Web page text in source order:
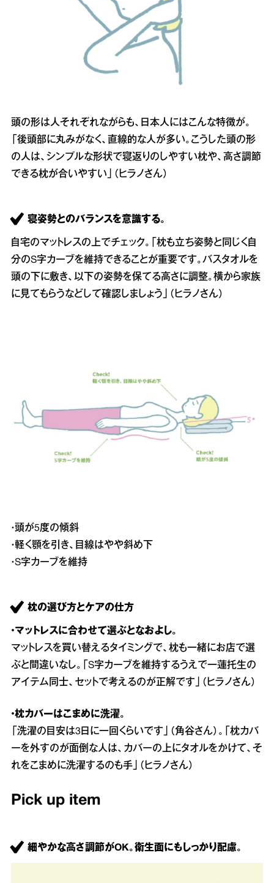
頭の形は人それぞれながらも、日本人にはこんな特徴が。
「後頭部に丸みがなく、直線的な人が多い。こうした頭の形
の人は、シンプルな形状で寝返りのしやすい枕や、高さ調節
できる枕が合いやすい」（ヒラノさん）
寝姿勢とのバランスを意識する。
自宅のマットレスの上でチェック。「枕も立ち姿勢と同じく自
分のS字カーブを維持できることが重要です。バスタオルを
頭の下に敷き、以下の姿勢を保てる高さに調整。横から家族
に見てもらうなどして確認しましょう」（ヒラノさん）
・頭が5度の傾斜
・軽く顎を引き、目線はやや斜め下
・S字カーブを維持
枕の選び方とケアの仕方
・マットレスに合わせて選ぶとなおよし。
マットレスを買い替えるタイミングで、枕も一緒にお店で選
ぶと間違いなし。「S字カーブを維持するうえで一蓮托生の
アイテム同士、セットで考えるのが正解です」（ヒラノさん）
・枕カバーはこまめに洗濯。
「洗濯の目安は3日に一回くらいです」（角谷さん）。「枕カバ
ーを外すのが面倒な人は、カバーの上にタオルをかけて、そ
れをこまめに洗濯するのも手」（ヒラノさん）
Pick up item
細やかな高さ調節がOK。衛生面にもしっかり配慮。